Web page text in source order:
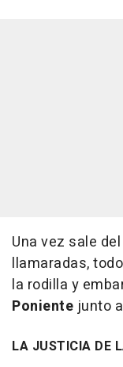
Una vez sale
llamaradas,
la rodilla y
Poniente junto
LA JUSTICIA DE